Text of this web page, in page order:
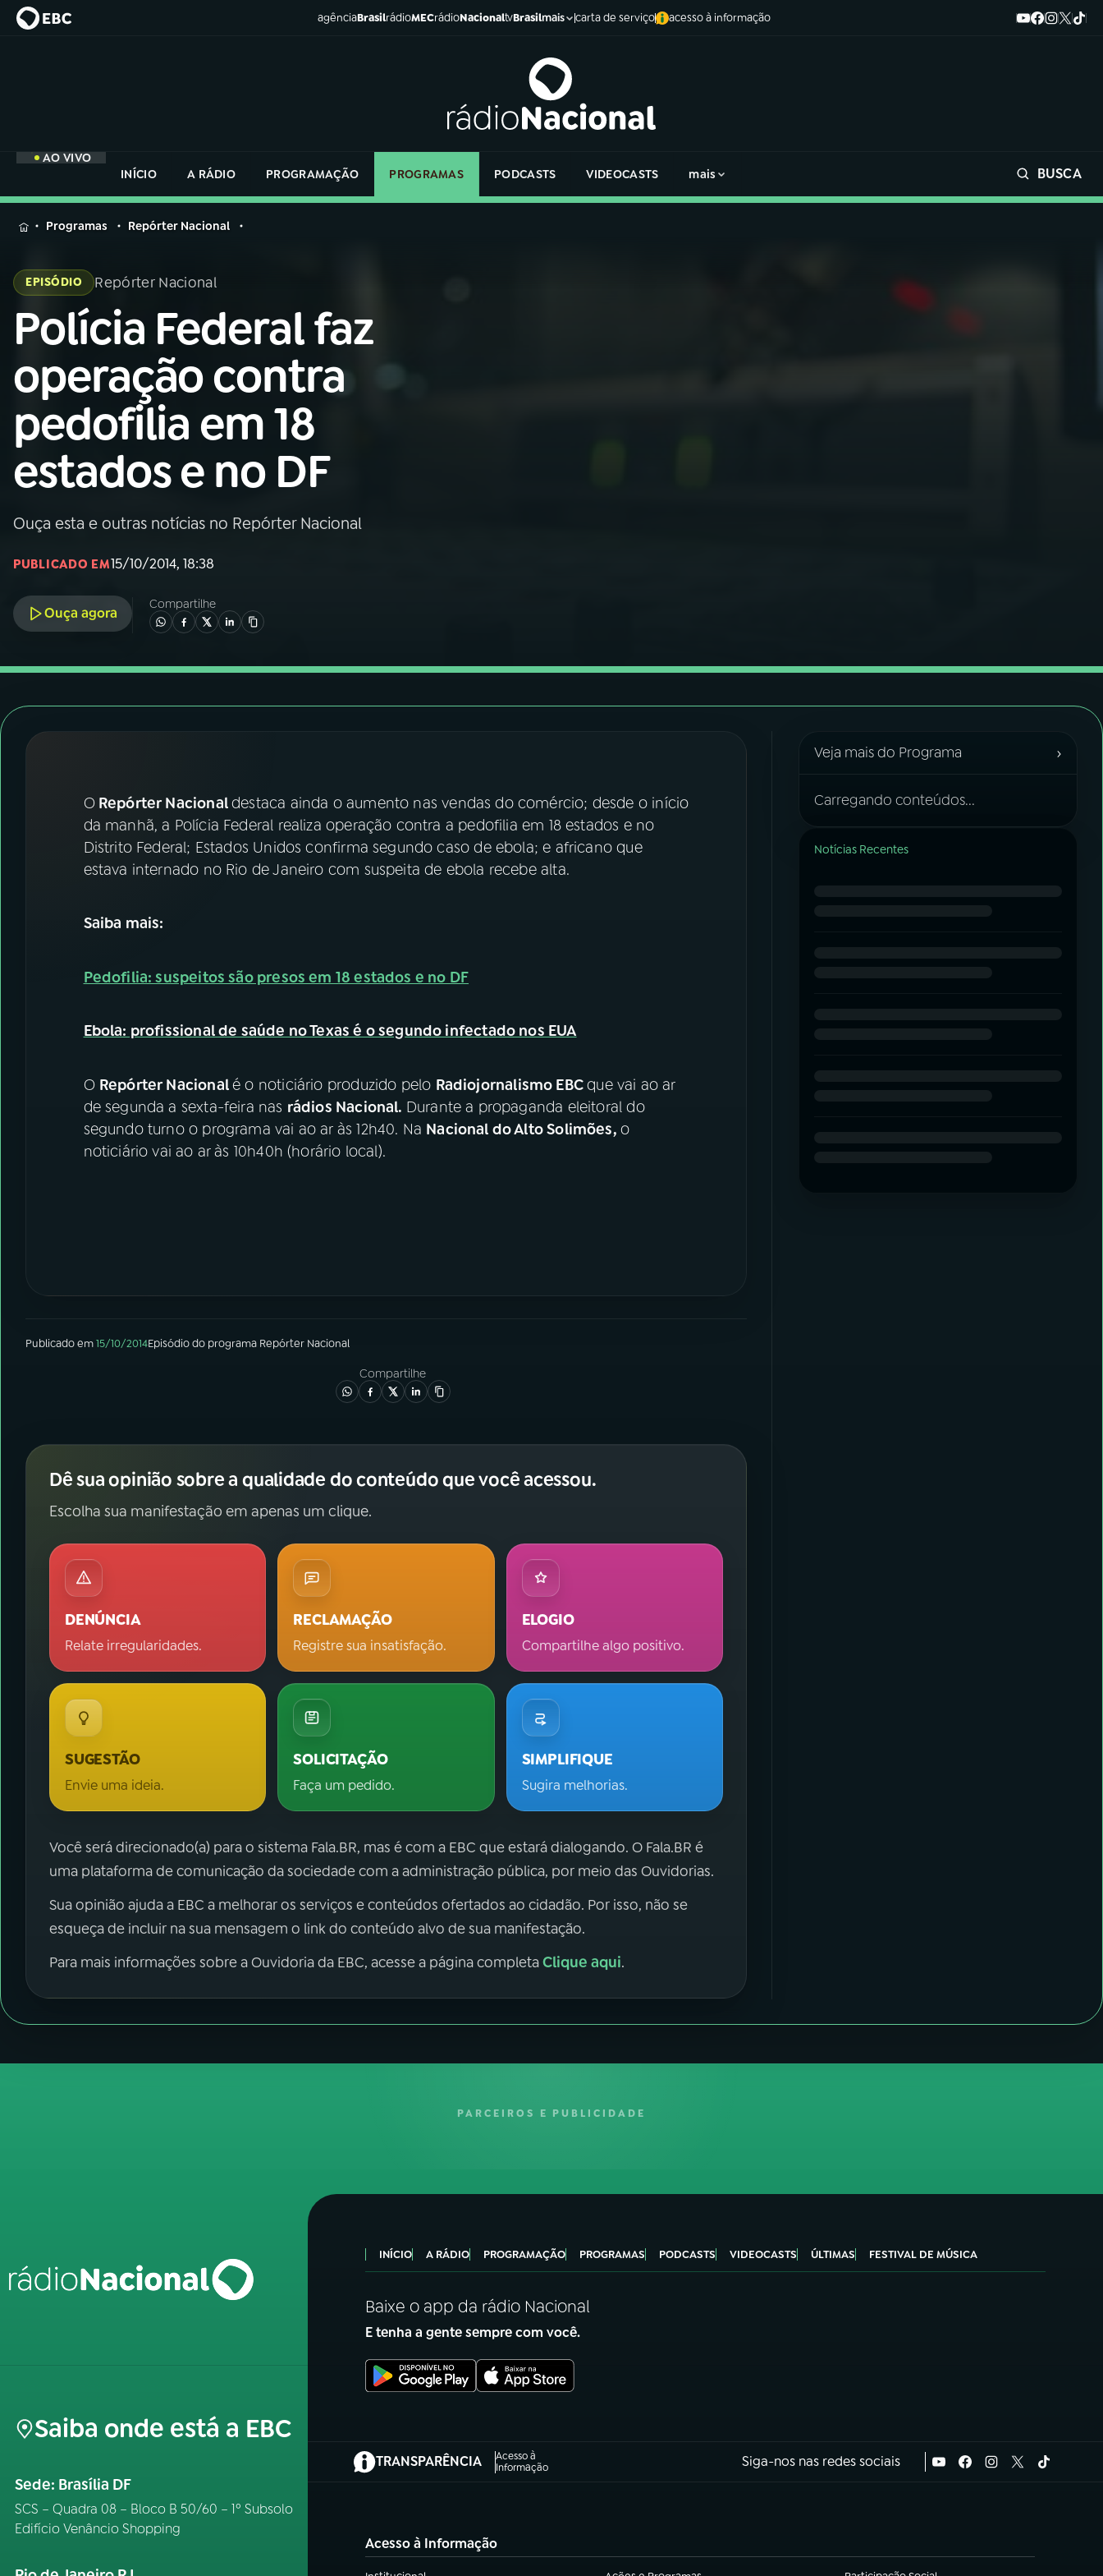
agênciaBrasilrádioMECrádioNacionaltvBrasilmais carta de serviço acesso à informação
AO VIVO
INÍCIO
A RÁDIO PROGRAMAÇÃO PROGRAMAS PODCASTS VIDEOCASTS mais BUSCA
MENU
Buscar
na
Rádio
Nacional
AO VIVO
01 INÍCIO
02 A RÁDIO
03PROGRAMAÇÃO
05PODCASTS
FESTIVAL DE MÚSICA
ACOMPANHE A RÁDIO NACIONAL
Instagram
na
Rádio
Programas Repórter Nacional
EPISÓDIO Repórter Nacional
Polícia Federal faz
operação contra
pedofilia em 18
estados e no DF
Ouça esta e outras notícias no Repórter Nacional
PUBLICADO EM15/10/2014, 18:38
Ouça agora
Compartilhe
ORepórter Nacionaldestaca ainda o aumento nas vendas do comércio; desde o início
da manhã, a Polícia Federal realiza operação contra a pedofilia em 18 estados e no
Distrito Federal; Estados Unidos confirma segundo caso de ebola; e africano que
estava internado no Rio de Janeiro com suspeita de ebola recebe alta.
Saiba mais:
Pedofilia: suspeitos são presos em 18 estados e no DF
Ebola: profissional de saúde no Texas é o segundo infectado nos EUA
O Repórter Nacionalé o noticiário produzido pelo Radiojornalismo EBCque vai ao ar
de segunda a sexta-feira nas rádios Nacional. Durante a propaganda eleitoral do
segundo turno o programa vai ao ar às 12h40. Na Nacional do Alto Solimões,o
noticiário vai ao ar às 10h40h (horário local).
Publicado em15/10/2014Episódiodo programa Repórter Nacional
Compartilhe
Dê sua opinião sobre a qualidade do conteúdo que você acessou.
Escolha sua manifestação em apenas um clique.
DENÚNCIA
Relate irregularidades.
RECLAMAÇÃO
Registre sua insatisfação.
ELOGIO
Compartilhe algo positivo.
SUGESTÃO
Envie uma ideia.
SOLICITAÇÃO
Faça um pedido.
SIMPLIFIQUE
Sugira melhorias.
Você será direcionado(a) para o sistema Fala.BR, mas é com a EBC que estará dialogando. O Fala.BR é
uma plataforma de comunicação da sociedade com a administração pública, por meio das Ouvidorias.
Sua opinião ajuda a EBC a melhorar os serviços e conteúdos ofertados ao cidadão. Por isso, não se
esqueça de incluir na sua mensagem o link do conteúdo alvo de sua manifestação.
Para mais informações sobre a Ouvidoria da EBC, acesse a página completaClique aqui.
Veja mais do Programa ›
Carregando conteúdos...
Notícias Recentes
PARCEIROS E PUBLICIDADE
Saiba onde está a EBC
Sede: Brasília DF
SCS – Quadra 08 – Bloco B 50/60 – 1º Subsolo
Edifício Venâncio Shopping
INÍCIO A RÁDIO PROGRAMAÇÃO PROGRAMAS PODCASTS VIDEOCASTS ÚLTIMAS FESTIVAL DE MÚSICA
Baixe o app da rádio Nacional
E tenha a gente sempre com você.
TRANSPARÊNCIA
Acesso à
Informação
(abre em nova aba) Siga-nos nas redes sociais
Acesso à Informação